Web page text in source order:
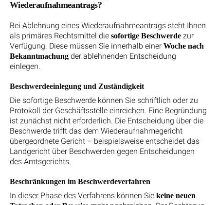
Wiederaufnahmeantrags?
Bei Ablehnung eines Wiederaufnahmeantrags steht Ihnen
als primäres Rechtsmittel die sofortige Beschwerde zur
Verfügung. Diese müssen Sie innerhalb einer Woche nach
Bekanntmachung der ablehnenden Entscheidung
einlegen.
Beschwerdeeinlegung und Zuständigkeit
Die sofortige Beschwerde können Sie schriftlich oder zu
Protokoll der Geschäftsstelle einreichen. Eine Begründung
ist zunächst nicht erforderlich. Die Entscheidung über die
Beschwerde trifft das dem Wiederaufnahmegericht
übergeordnete Gericht – beispielsweise entscheidet das
Landgericht über Beschwerden gegen Entscheidungen
des Amtsgerichts.
Beschränkungen im Beschwerdeverfahren
In dieser Phase des Verfahrens können Sie keine neuen